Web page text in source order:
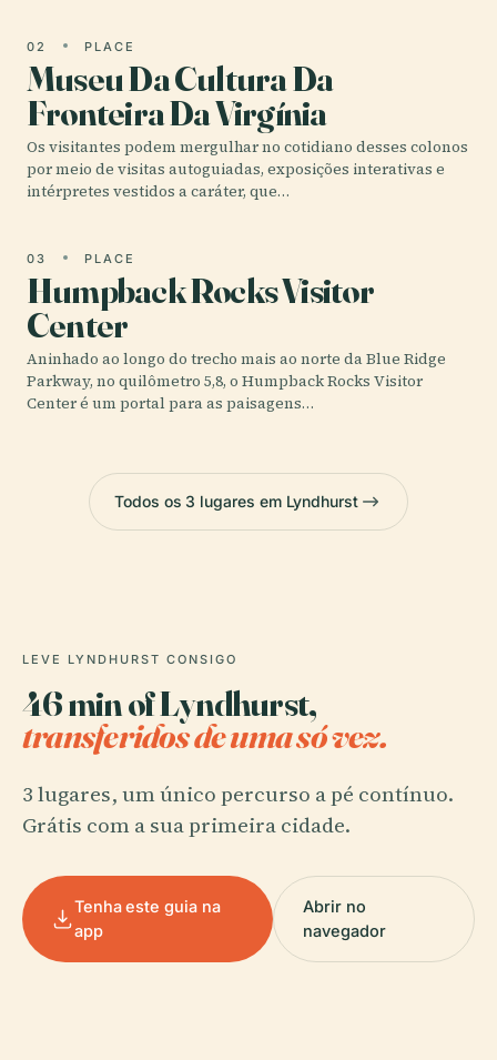
02 PLACE
Museu Da Cultura Da
Fronteira Da Virgínia
Os visitantes podem mergulhar no cotidiano desses colonos
por meio de visitas autoguiadas, exposições interativas e
intérpretes vestidos a caráter, que…
03 PLACE
Humpback Rocks Visitor
Center
Aninhado ao longo do trecho mais ao norte da Blue Ridge
Parkway, no quilômetro 5,8, o Humpback Rocks Visitor
Center é um portal para as paisagens…
Todos os 3 lugares em Lyndhurst
LEVE LYNDHURST CONSIGO
46 min of Lyndhurst,
transferidos de uma só vez.
3 lugares, um único percurso a pé contínuo.
Grátis com a sua primeira cidade.
Tenha este guia na
app
Abrir no
navegador